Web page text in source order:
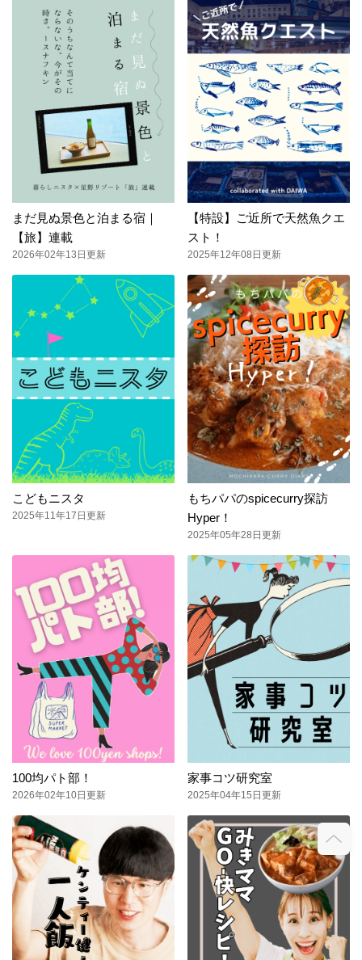
まだ見ぬ景色と泊まる宿｜
【旅】連載
2026年02年13日更新
【特設】ご近所で天然魚クエ
スト！
2025年12年08日更新
こどもニスタ
2025年11年17日更新
もちパパのspicecurry探訪
Hyper！
2025年05年28日更新
100均パト部！
2026年02年10日更新
家事コツ研究室
2025年04年15日更新